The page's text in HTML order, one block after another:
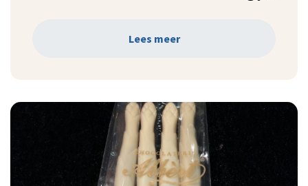
Lees meer